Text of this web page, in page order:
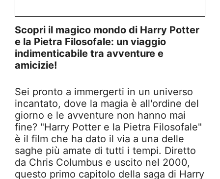
Scopri il magico mondo di Harry Potter
e la Pietra Filosofale: un viaggio
indimenticabile tra avventure e
amicizie!
Sei pronto a immergerti in un universo
incantato, dove la magia è all'ordine del
giorno e le avventure non hanno mai
fine? "Harry Potter e la Pietra Filosofale"
è il film che ha dato il via a una delle
saghe più amate di tutti i tempi. Diretto
da Chris Columbus e uscito nel 2000,
questo primo capitolo della saga di Harry